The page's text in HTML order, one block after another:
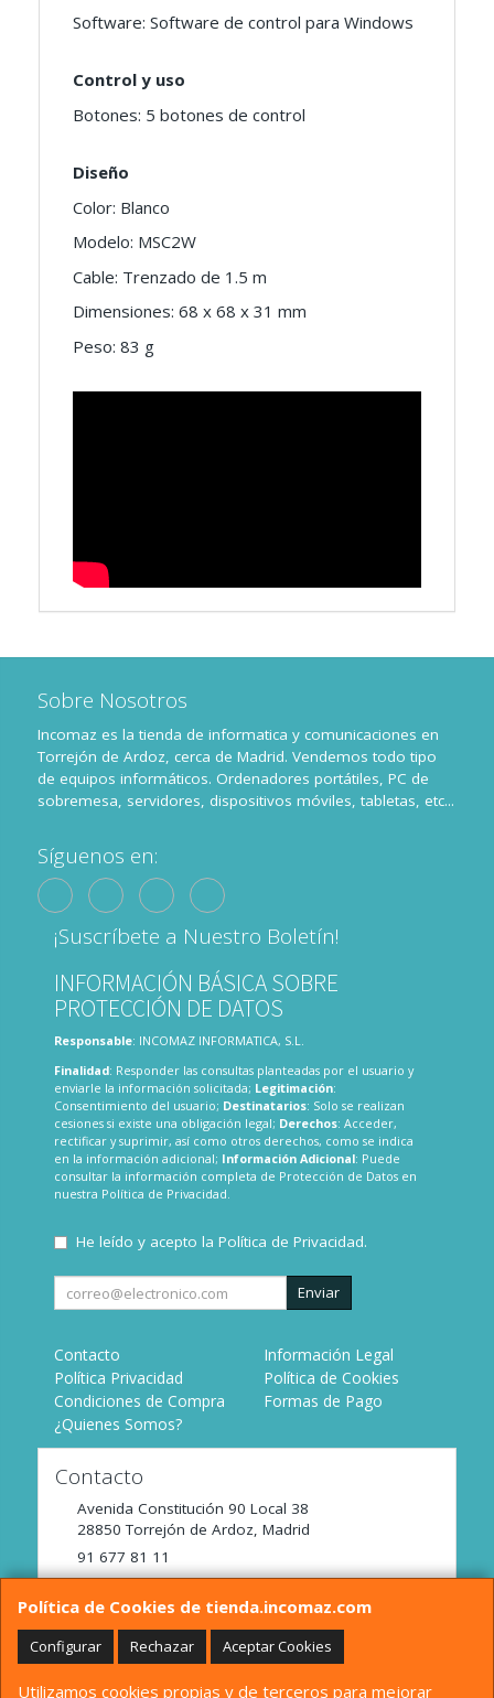
Software: Software de control para Windows
Control y uso
Botones: 5 botones de control
Diseño
Color: Blanco
Modelo: MSC2W
Cable: Trenzado de 1.5 m
Dimensiones: 68 x 68 x 31 mm
Peso: 83 g
Política de Cookies de tienda.incomaz.com
Configurar Rechazar Aceptar Cookies
Utilizamos cookies propias y de terceros para mejorar
Sobre Nosotros
Incomaz es la tienda de informatica y comunicaciones en
Torrejón de Ardoz, cerca de Madrid. Vendemos todo tipo
de equipos informáticos. Ordenadores portátiles, PC de
sobremesa, servidores, dispositivos móviles, tabletas, etc...
Síguenos en:
¡Suscríbete a Nuestro Boletín!
INFORMACIÓN BÁSICA SOBRE
PROTECCIÓN DE DATOS
Responsable: INCOMAZ INFORMATICA, S.L.
Finalidad: Responder las consultas planteadas por el usuario y
enviarle la información solicitada; Legitimación:
Consentimiento del usuario; Destinatarios: Solo se realizan
cesiones si existe una obligación legal; Derechos: Acceder,
rectificar y suprimir, así como otros derechos, como se indica
en la información adicional; Información Adicional: Puede
consultar la información completa de Protección de Datos en
nuestra Política de Privacidad
He leído y acepto la Política de Privacidad.
Enviar
Contacto
Información Legal
Política Privacidad
Política de Cookies
Condiciones de Compra
Formas de Pago
¿Quienes Somos?
Contacto
Avenida Constitución 90 Local 38
28850 Torrejón de Ardoz, Madrid
91 677 81 11
tienda@incomaz.com
Horario
De Lunes a Viernes de 9:00 a 14:00